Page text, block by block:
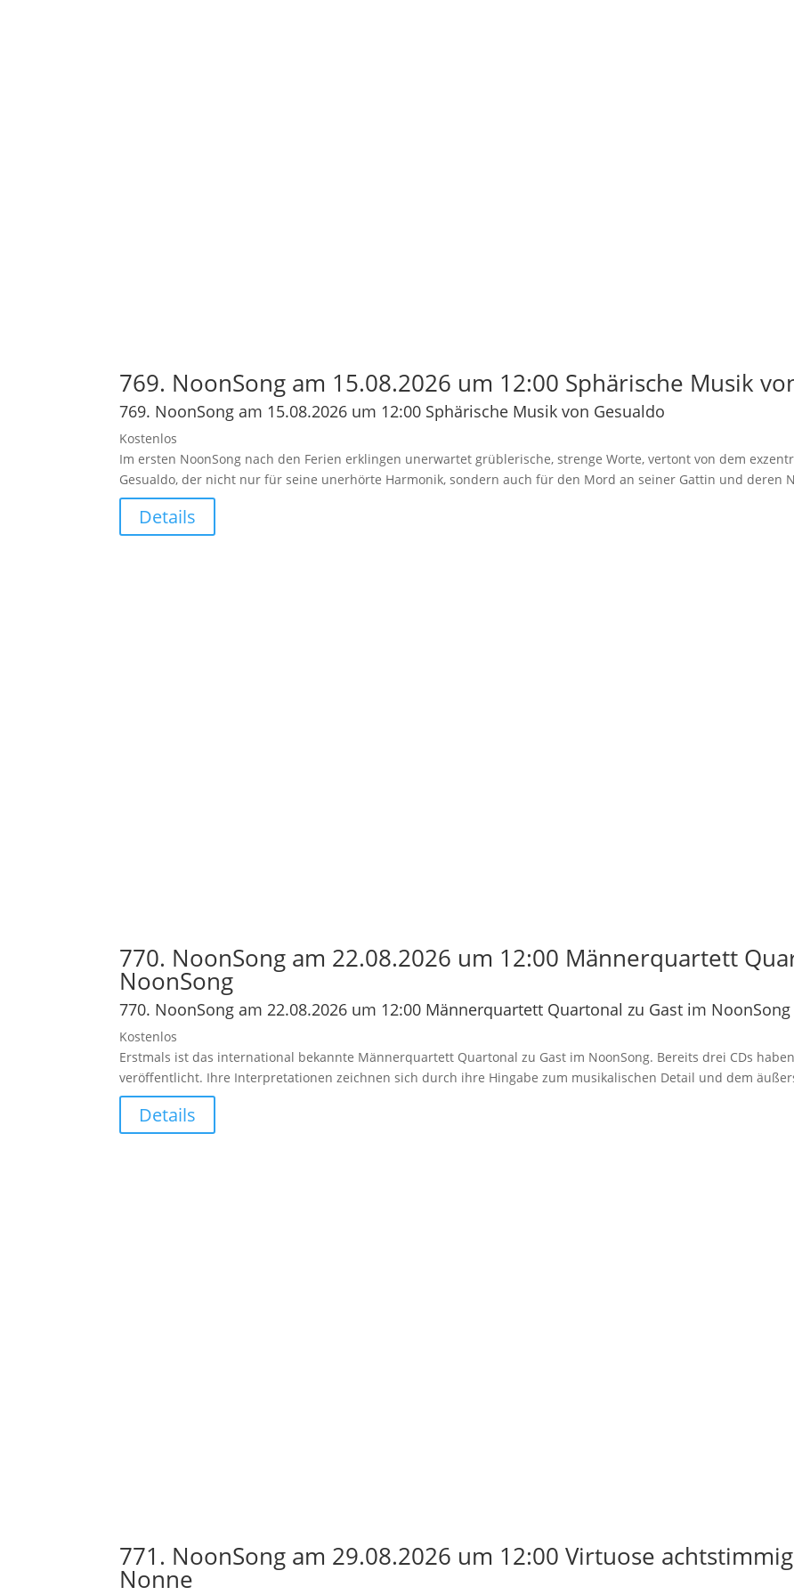
769. NoonSong am 15.08.2026 um 12:00 Sphärische Musik
769. NoonSong am 15.08.2026 um 12:00 Sphärische Musik von Gesualdo
Kostenlos
Im ersten NoonSong nach den Ferien erklingen unerwartet grüblerische, strenge Worte, vertont von dem
Gesualdo, der nicht nur für seine unerhörte Harmonik, sondern auch für den Mord an seiner Gattin und deren
Details
770. NoonSong am 22.08.2026 um 12:00 Männerquartett
NoonSong
770. NoonSong am 22.08.2026 um 12:00 Männerquartett Quartonal zu Gast im NoonSong
Kostenlos
Erstmals ist das international bekannte Männerquartett Quartonal zu Gast im NoonSong. Bereits drei CDs
veröffentlicht. Ihre Interpretationen zeichnen sich durch ihre Hingabe zum musikalischen Detail und dem
Details
771. NoonSong am 29.08.2026 um 12:00 Virtuose
Nonne